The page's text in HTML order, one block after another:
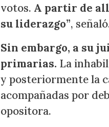
votos. A partir de
su liderazgo”,
Sin embargo, a su
primarias. La
y posteriormente la
acompañadas por
opositora.